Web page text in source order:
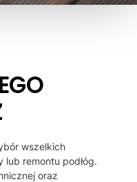
ekspresowo.
wszelkich
remontu podłóg.
oraz